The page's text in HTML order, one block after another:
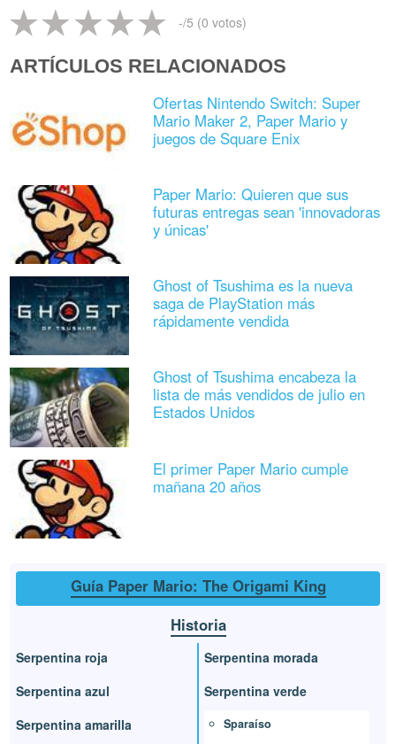
-/5 (0 votos)
ARTÍCULOS RELACIONADOS
Ofertas Nintendo Switch: Super
Mario Maker 2, Paper Mario y
juegos de Square Enix
Paper Mario: Quieren que sus
futuras entregas sean 'innovadoras
y únicas'
Ghost of Tsushima es la nueva
saga de PlayStation más
rápidamente vendida
Ghost of Tsushima encabeza la
lista de más vendidos de julio en
Estados Unidos
El primer Paper Mario cumple
mañana 20 años
Guía Paper Mario: The Origami King
Historia
Serpentina roja
Serpentina azul
Serpentina amarilla
Serpentina morada
Serpentina verde
Sparaíso